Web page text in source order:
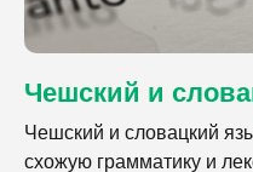
Чешский и
Чешский и словацкий
схожую грамматику и